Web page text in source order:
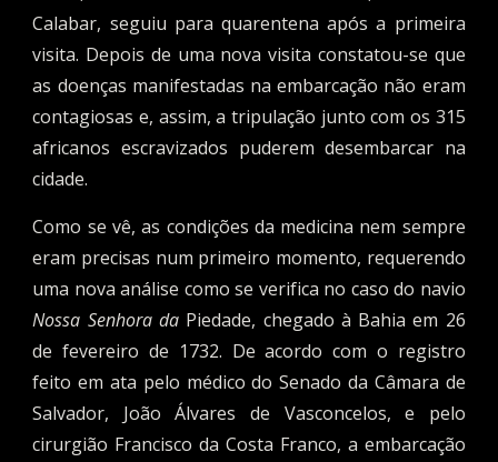
Calabar, seguiu para quarentena após a primeira
visita. Depois de uma nova visita constatou-se que
as doenças manifestadas na embarcação não eram
contagiosas e, assim, a tripulação junto com os 315
africanos escravizados puderem desembarcar na
cidade.
Como se vê, as condições da medicina nem sempre
eram precisas num primeiro momento, requerendo
uma nova análise como se verifica no caso do navio
Nossa Senhora da Piedade, chegado à Bahia em 26
de fevereiro de 1732. De acordo com o registro
feito em ata pelo médico do Senado da Câmara de
Salvador, João Álvares de Vasconcelos, e pelo
cirurgião Francisco da Costa Franco, a embarcação